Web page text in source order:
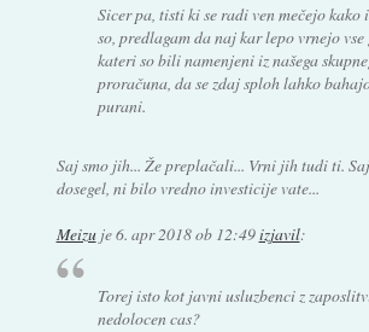
Sicer pa, tisti ki se radi ven mečejo kako
so, predlagam da naj kar lepo vrnejo
kateri so bili namenjeni iz našega
proračuna, da se zdaj sploh lahko
purani.
Saj smo jih... Že preplačali... Vrni jih tudi ti.
dosegel, ni bilo vredno investicije vate...
Meizuje6. apr 2018 ob 12:49izjavil:
Torej isto kot javni usluzbenci z
nedolocen cas?